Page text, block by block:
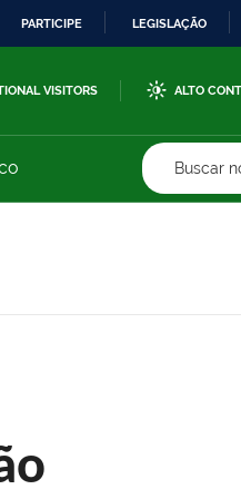
PARTICIPE LEGISLAÇÃO
VISITORS ALTO
Buscar